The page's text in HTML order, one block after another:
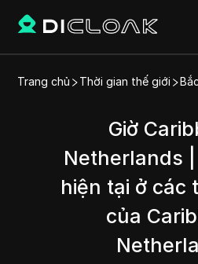
Trang chủ Thời gian thế giới
Giờ
Netherlands
hiện tại ở các
của